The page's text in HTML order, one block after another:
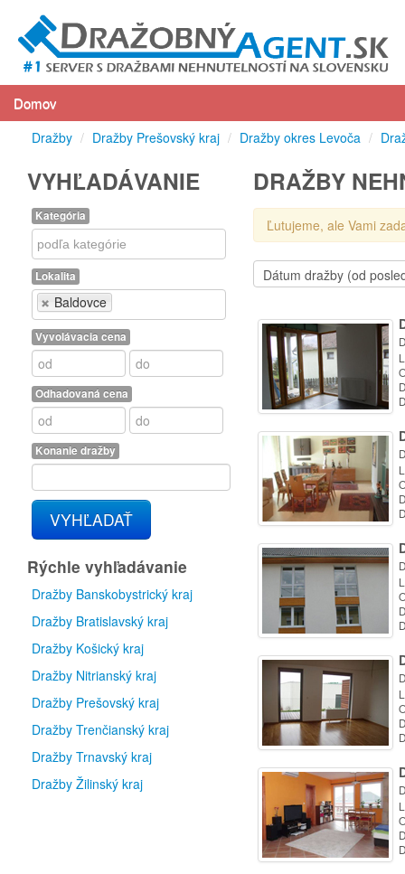
Domov
Dražby / Dražby Prešovský kraj / Dražby okres Levoča /
VYHĽADÁVANIE
Kategória
Kategória
Lokalita
Baldovce
Lokalita
Vyvolávacia cena
Odhadovaná cena
Konanie dražby
VYHĽADAŤ
Rýchle vyhľadávanie
Dražby Banskobystrický kraj
Dražby Bratislavský kraj
Dražby Košický kraj
Dražby Nitrianský kraj
Dražby Prešovský kraj
Dražby Trenčianský kraj
Dražby Trnavský kraj
Dražby Žilinský kraj
DRAŽBY
Ľutujeme, ale Vami